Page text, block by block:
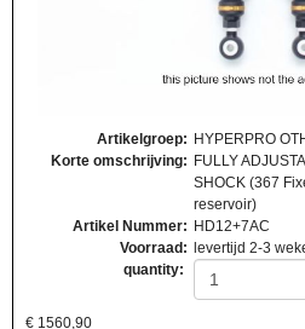
Artikelgroep: HYPERPRO
Korte omschrijving: FULLY
SHOCK (367
reservoir)
Artikel Nummer: HD12+7AC
Voorraad :
levertijd 2-3
quantity:
€ 1560,90